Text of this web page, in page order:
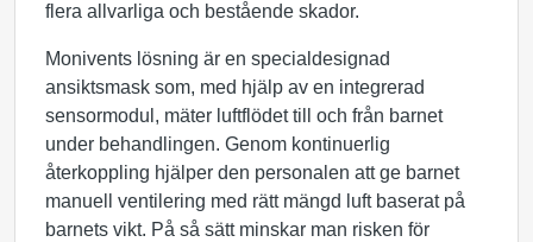
flera allvarliga och bestående skador.
Monivents lösning är en specialdesignad
ansiktsmask som, med hjälp av en integrerad
sensormodul, mäter luftflödet till och från barnet
under behandlingen. Genom kontinuerlig
återkoppling hjälper den personalen att ge barnet
manuell ventilering med rätt mängd luft baserat på
barnets vikt. På så sätt minskar man risken för